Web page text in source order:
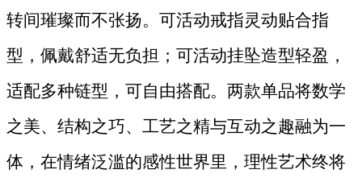
转间璀璨而不张扬。可活动戒指灵动贴合指
型，佩戴舒适无负担；可活动挂坠造型轻盈，
适配多种链型，可自由搭配。两款单品将数学
之美、结构之巧、工艺之精与互动之趣融为一
体，在情绪泛滥的感性世界里，理性艺术终将